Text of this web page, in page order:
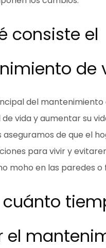
consiste el
de
del
vida y aumentar su
aseguramos de que el
para vivir y
moho en las paredes o
el